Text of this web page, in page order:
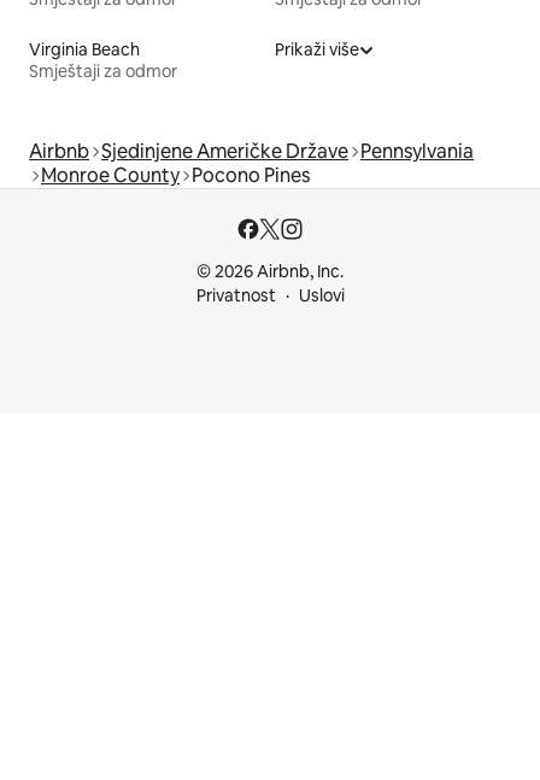
Virginia Beach
Smještaji za odmor
Prikaži više
Airbnb Sjedinjene Američke Države Pennsylvania
Monroe County Pocono Pines
© 2026 Airbnb, Inc.
Privatnost
Uslovi